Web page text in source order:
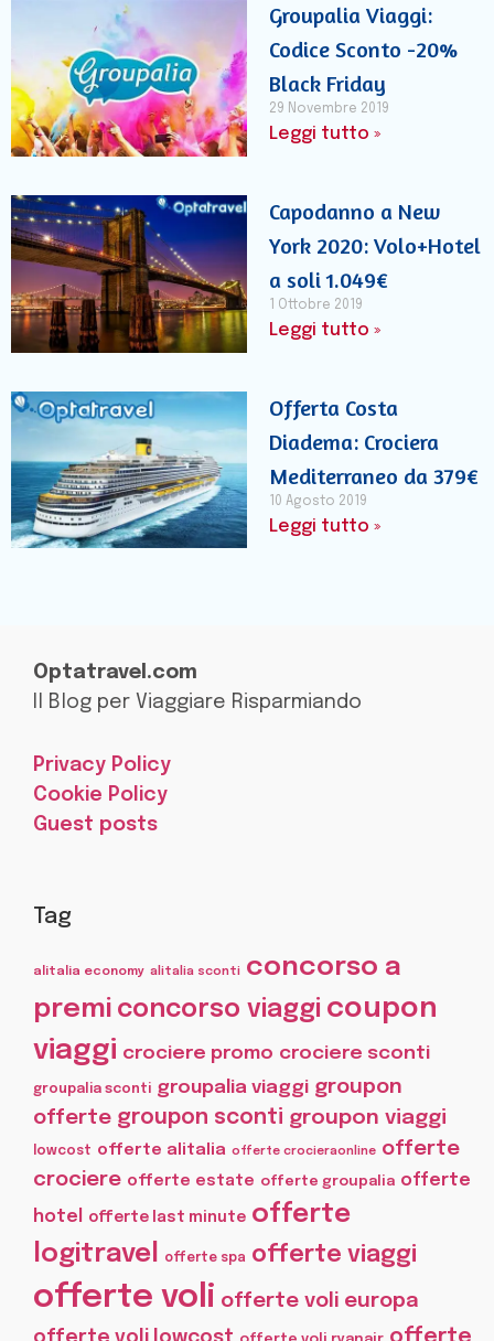
Groupalia Viaggi:
Codice Sconto -20%
Black Friday
29 Novembre 2019
Leggi tutto »
Capodanno a New
York 2020: Volo+Hotel
a soli 1.049€
1 Ottobre 2019
Leggi tutto »
Offerta Costa
Diadema: Crociera
Mediterraneo da 379€
10 Agosto 2019
Leggi tutto »
Optatravel.com
Il Blog per Viaggiare Risparmiando
Privacy Policy
Cookie Policy
Guest posts
Tag
alitalia economy alitalia sconti concorso a
premi concorso viaggi coupon
viaggi crociere promo crociere sconti
groupalia sconti groupalia viaggi groupon
offerte groupon sconti groupon viaggi
lowcost offerte alitalia offerte crocieraonline offerte
crociere offerte estate offerte groupalia offerte
hotel
offerte last minute offerte
logitravel offerte spa offerte viaggi
offerte voli offerte voli europa